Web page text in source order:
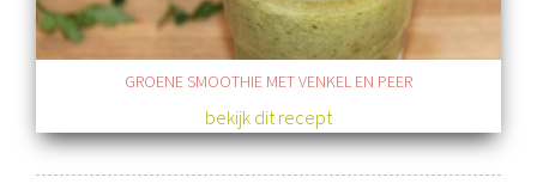
GROENE SMOOTHIE MET VENKEL EN PEER
bekijk dit recept